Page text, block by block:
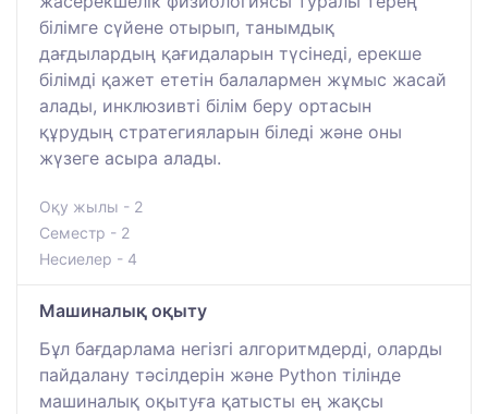
білімге сүйене отырып, танымдық
дағдылардың қағидаларын түсінеді, ерекше
білімді қажет ететін балалармен жұмыс жасай
алады, инклюзивті білім беру ортасын
құрудың стратегияларын біледі және оны
жүзеге асыра алады.
Оқу жылы - 2
Семестр - 2
Несиелер - 4
Машиналық оқыту
Бұл бағдарлама негізгі алгоритмдерді, оларды
пайдалану тәсілдерін және Python тілінде
машиналық оқытуға қатысты ең жақсы